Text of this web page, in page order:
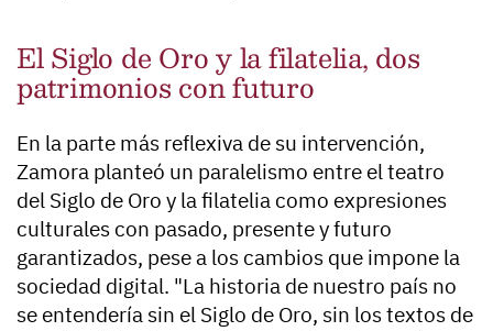
El Siglo de Oro y la filatelia, dos
patrimonios con futuro
En la parte más reflexiva de su intervención,
Zamora planteó un paralelismo entre el teatro
del Siglo de Oro y la filatelia como expresiones
culturales con pasado, presente y futuro
garantizados, pese a los cambios que impone la
sociedad digital. "La historia de nuestro país no
se entendería sin el Siglo de Oro, sin los textos de